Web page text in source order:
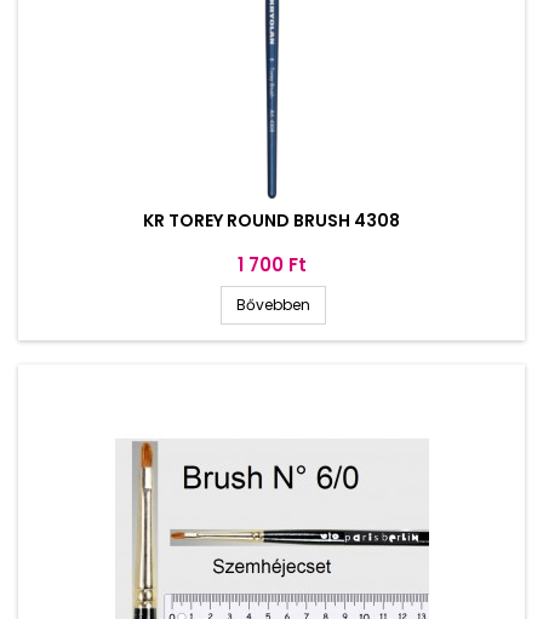
KR TOREY ROUND BRUSH 4308
Ár
1 700 Ft
Bővebben